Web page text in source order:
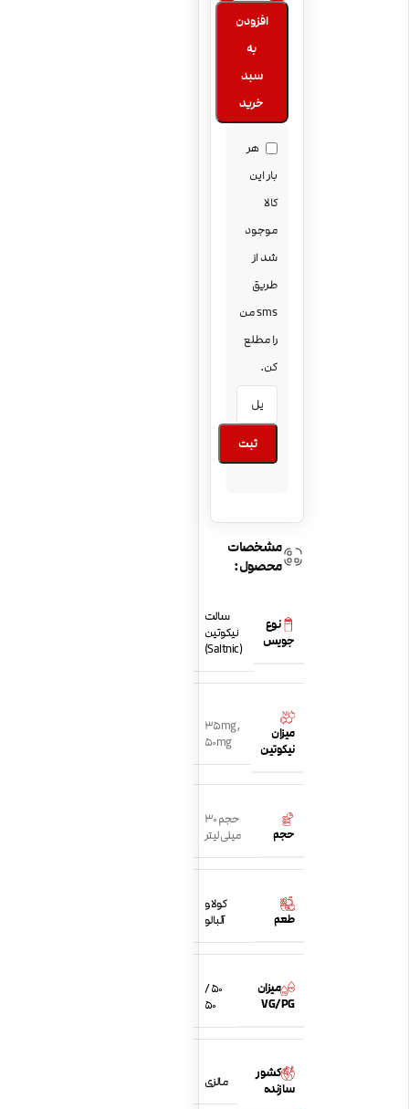
افزودن
به
سبد
خرید
هر
بار این
کالا
موجود
شد از
طریق
sms من
را مطلع
کن.
ثبت
مشخصات
محصول:
نوع
جویس
سالت
نیکوتین
(Saltnic)
میزان
نیکوتین
35mg,
50mg
حجم
حجم 30
میلی لیتر
طعم
کولا و
آلبالو
میزان
VG/PG
50 /
50
کشور
سازنده
مالزی